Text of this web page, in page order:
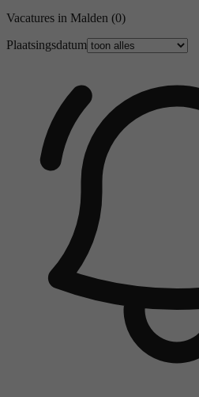
Vacatures in Malden (0)
Plaatsingsdatum